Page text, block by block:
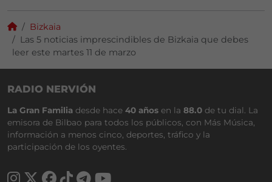
Bizkaia
Las 5 noticias imprescindibles de Bizkaia que debes
leer este martes 11 de marzo
RADIO NERVIÓN
La Gran Familia desde hace 40 años en la 88.0 de tu dial. La
emisora de Bilbao para todos los públicos, con Más Música,
información a menos cinco, deportes, tráfico y la
participación de los oyentes.